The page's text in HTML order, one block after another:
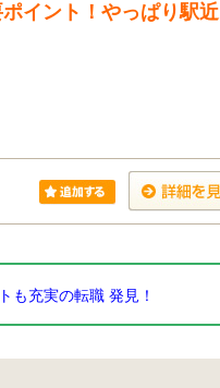
イント！やっぱり駅近
も充実の転職 発見！